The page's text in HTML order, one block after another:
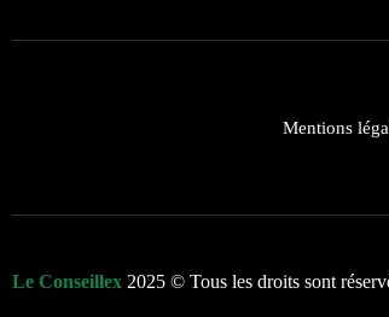
Mentions
Le Conseillex 2025 © Tous les droits sont